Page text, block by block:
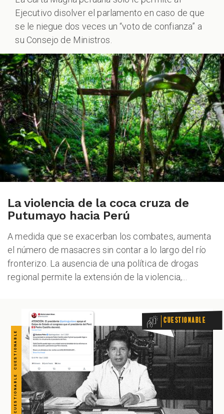
Ejecutivo disolver el parlamento en caso de que
se le niegue dos veces un “voto de confianza” a
su Consejo de Ministros.
La violencia de la coca cruza de
Putumayo hacia Perú
A medida que se exacerban los combates, aumenta
el número de masacres sin contar a lo largo del río
fronterizo. La ausencia de una política de drogas
regional permite la extensión de la violencia,...
CUESTIONABLE CUESTIONABLE CUESTIONABLE CUESTIONABLE CUESTIONABLE CUESTIONABLE CUESTIONABLE Cuestionable